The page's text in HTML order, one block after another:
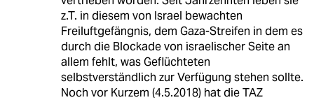
z.T. in diesem von Israel bewachten
Freiluftgefängnis, dem Gaza-Streifen in dem es
durch die Blockade von israelischer Seite an
allem fehlt, was Geflüchteten
selbstverständlich zur Verfügung stehen sollte.
Noch vor Kurzem (4.5.2018) hat die TAZ